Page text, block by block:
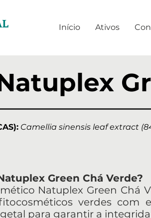
Início Ativos
Camellia sinensis leaf extract
Green Chá Verde?
Natuplex Green Chá
verdes com
para garantir a